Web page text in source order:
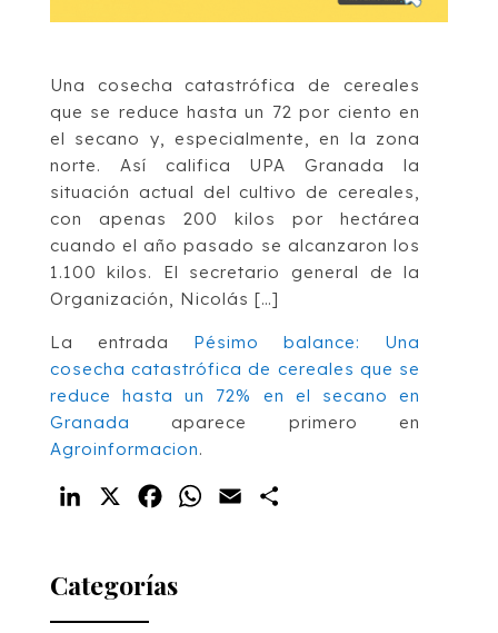
Una cosecha catastrófica de cereales
que se reduce hasta un 72 por ciento en
el secano y, especialmente, en la zona
norte. Así califica UPA Granada la
situación actual del cultivo de cereales,
con apenas 200 kilos por hectárea
cuando el año pasado se alcanzaron los
1.100 kilos. El secretario general de la
Organización, Nicolás […]
La entrada Pésimo balance: Una
cosecha catastrófica de cereales que se
reduce hasta un 72% en el secano en
Granada aparece primero en
Agroinformacion.
LinkedIn FacebookWhatsApp
Email
Categorías